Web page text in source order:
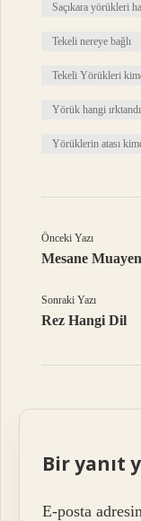
Saçıkara yörükleri
Tekeli nereye bağlı
Tekeli Yörükleri
Yörük hangi
Yörüklerin atası
Önceki Yazı
Mesane
Sonraki Yazı
Rez Hangi Dil
Bir yanıt
E-posta